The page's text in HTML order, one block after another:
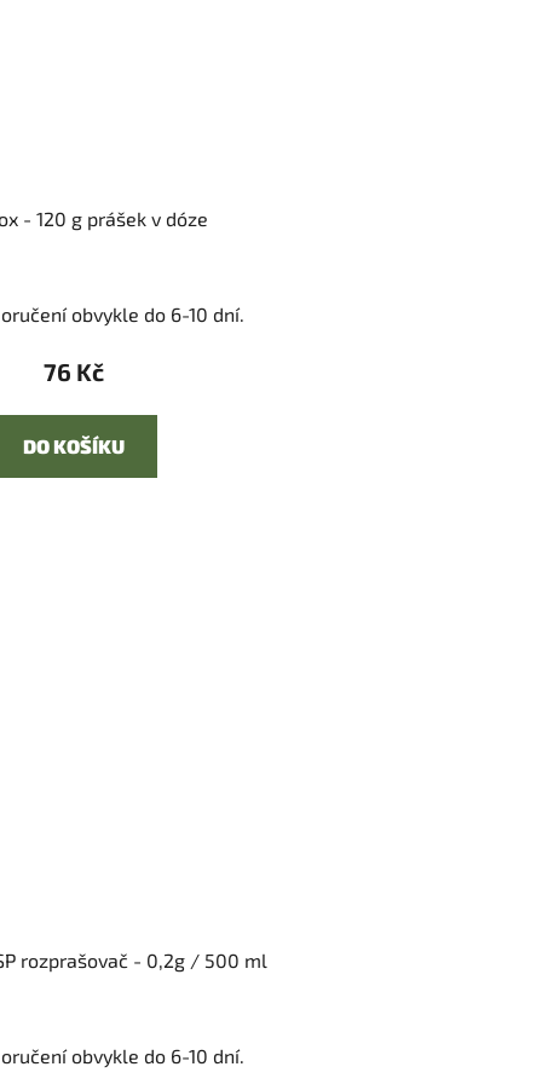
- 120 g prášek v dóze
obvykle do 6-10 dní.
76 Kč
DO KOŠÍKU
rozprašovač - 0,2g / 500 ml
obvykle do 6-10 dní.